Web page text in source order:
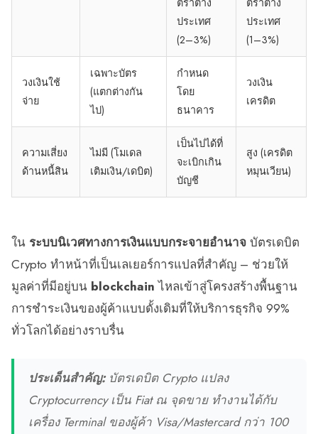
ประเทศ
(2–3%)
ประเทศ
(1–3%)
วงเงินใช้
จ่าย
เฉพาะบัตร
(แตกต่างกัน
ไป)
กำหนด
โดย
ธนาคาร
วงเงิน
เครดิต
ความเสี่ยง
ด้านหนี้สิน
ไม่มี (โมเดล
เติมเงิน/เดบิต)
เป็นไปได้ที่
จะเบิกเกิน
บัญชี
สูง (เครดิต
หมุนเวียน)
ใน ระบบนิเวศทางการเงินแบบกระจายอำนาจ บัตรเดบิต
Crypto ทำหน้าที่เป็นเลเยอร์การแปลที่สำคัญ – ช่วยให้
มูลค่าที่มีอยู่บน blockchain ไหลเข้าสู่โครงสร้างพื้นฐาน
การชำระเงินของผู้ค้าแบบดั้งเดิมที่ให้บริการธุรกิจ 99%
ทั่วโลกได้อย่างราบรื่น
ประเด็นสำคัญ:บัตรเดบิต Crypto แปลง
Cryptocurrency เป็น Fiat ณ จุดขาย ทำงานได้กับ
เครื่อง Terminal ของผู้ค้า Visa/Mastercard กว่า 100